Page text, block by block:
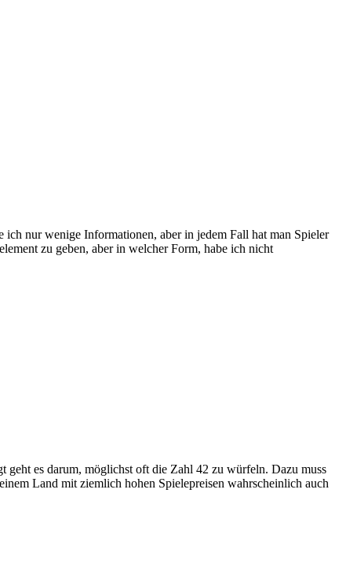
nur wenige Informationen, aber in jedem Fall hat man Spieler
zu geben, aber in welcher Form, habe ich nicht
geht es darum, möglichst oft die Zahl 42 zu würfeln. Dazu muss
Land mit ziemlich hohen Spielepreisen wahrscheinlich auch